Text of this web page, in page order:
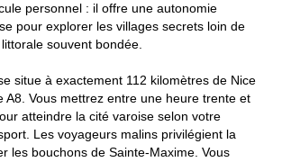
personnel: il offre une autonomie
pour explorer les villages secrets loin de
souvent bondée.
situe à exactement 112 kilomètres de Nice
A8. Vous mettrez entre une heure trente et
atteindre la cité varoise selon votre
Les voyageurs malins privilégient la
les bouchons de Sainte-Maxime. Vous